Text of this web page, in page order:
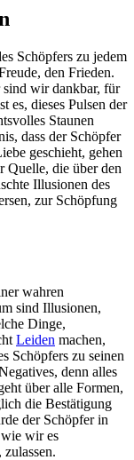
Schöpfers zu jedem
den Frieden.
sind wir dankbar, für
es, dieses Pulsen der
Staunen
dass der Schöpfer
geschieht, gehen
Quelle, die über den
Illusionen des
zur Schöpfung
wahren
sind Illusionen,
Dinge,
Leiden machen,
Schöpfers zu seinen
denn alles
über alle Formen,
die Bestätigung
der Schöpfer in
wir es